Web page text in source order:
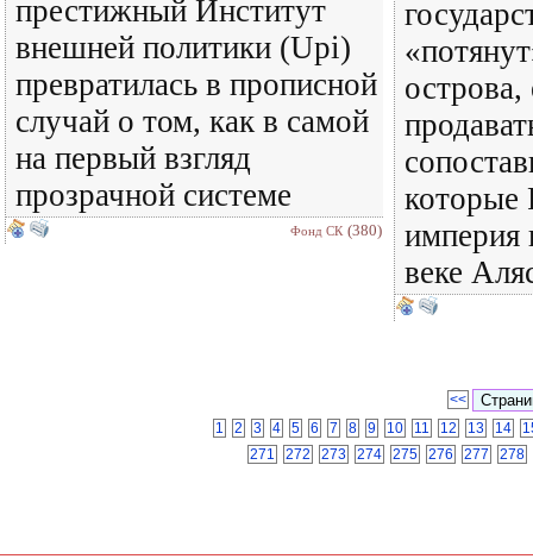
престижный Институт
внешней политики (Upi)
превратилась в прописной
случай о том, как в самой
на первый взгляд
прозрачной системе
Фонд СК (380)
острова,
которые
империя
веке
<<
1
2 3 4 5 6 7 8 9 10 11 12 13 14
271
272 273 274 275 276 277 278